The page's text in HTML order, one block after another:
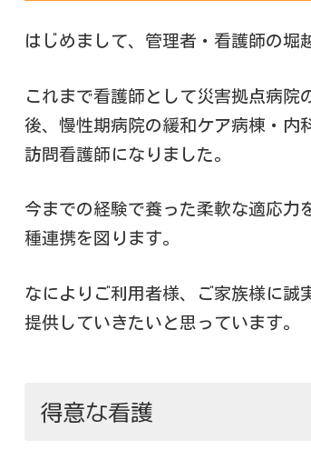
はじめまして、管理者・看護師の堀
これまで看護師として災害拠点病院
後、慢性期病院の緩和ケア病棟・内
訪問看護師になりました。
今までの経験で養った柔軟な適応力
種連携を図ります。
なによりご利用者様、ご家族様に誠
提供していきたいと思っています。
得意な看護